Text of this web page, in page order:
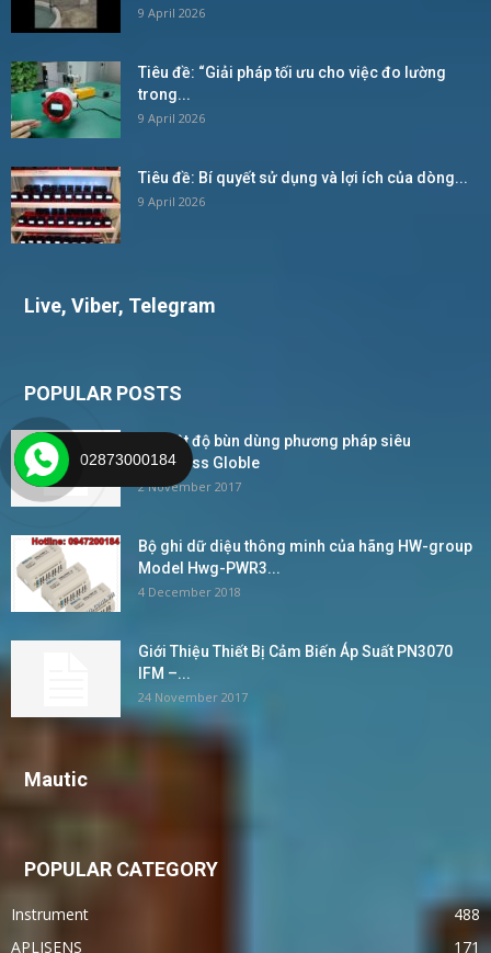
9 April 2026
Tiêu đề: “Giải pháp tối ưu cho việc đo lường
trong...
9 April 2026
Tiêu đề: Bí quyết sử dụng và lợi ích của dòng...
9 April 2026
Live, Viber, Telegram
POPULAR POSTS
Đo mật độ bùn dùng phương pháp siêu
âm_Wess Globle
2 November 2017
Bộ ghi dữ diệu thông minh của hãng HW-group
Model Hwg-PWR3...
4 December 2018
Giới Thiệu Thiết Bị Cảm Biến Áp Suất PN3070
IFM –...
24 November 2017
Mautic
POPULAR CATEGORY
Instrument
488
APLISENS
171
02873000184